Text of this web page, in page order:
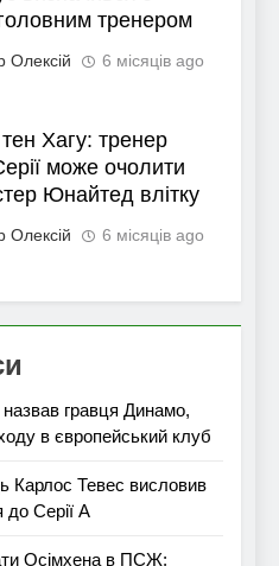
тренером
Олексій 6 місяців ago
Хагу: тренер
може очолити
Юнайтед влітку
Олексій 6 місяців ago
гравця Динамо,
в європейський клуб
Карлос Тевес висловив
до Серії А
Осімхена в ПСЖ: